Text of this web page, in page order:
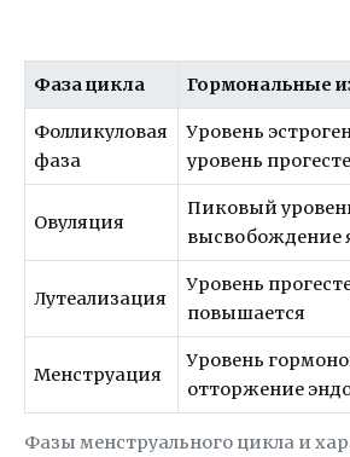
Фазы менструального цикла и
Фаза цикла Гормональные
Фолликуловая
фаза
Уровень
уровень
Овуляция
Пиковый
высвобождение
Лутеализация
Уровень
повышается
Менструация
Уровень
отторжение